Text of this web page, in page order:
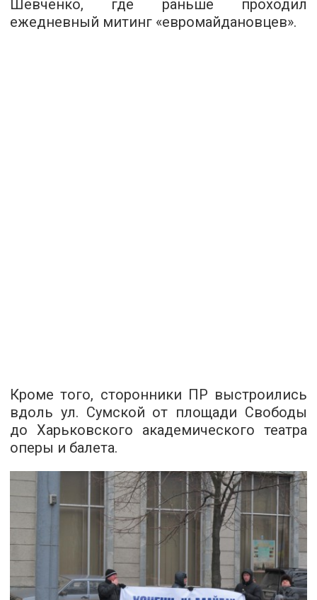
Шевченко, где раньше проходил
ежедневный митинг «евромайдановцев».
Кроме того, сторонники ПР выстроились
вдоль ул. Сумской от площади Свободы
до Харьковского академического театра
оперы и балета.